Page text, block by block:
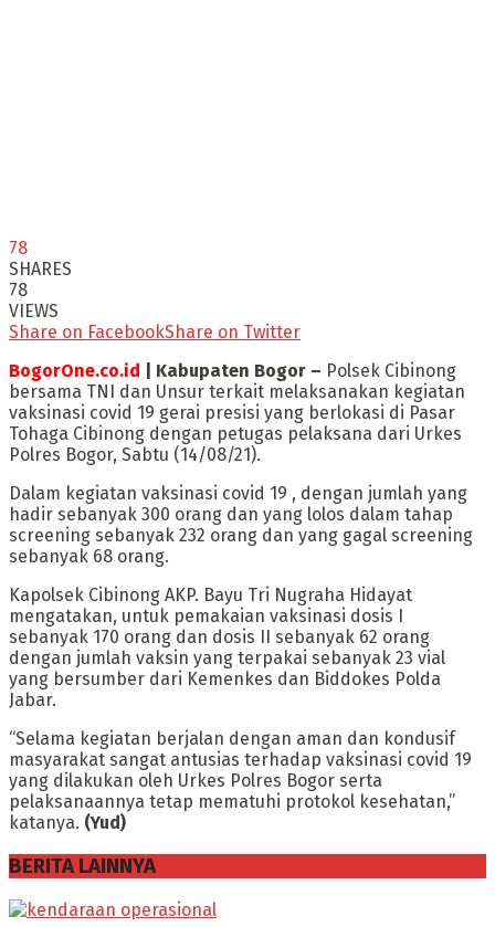
78
SHARES
78
VIEWS
Share on FacebookShare on Twitter
BogorOne.co.id
| Kabupaten Bogor – Polsek Cibinong
bersama TNI dan Unsur terkait melaksanakan kegiatan
vaksinasi covid 19 gerai presisi yang berlokasi di Pasar
Tohaga Cibinong dengan petugas pelaksana dari Urkes
Polres Bogor, Sabtu (14/08/21).
Dalam kegiatan vaksinasi covid 19 , dengan jumlah yang
hadir sebanyak 300 orang dan yang lolos dalam tahap
screening sebanyak 232 orang dan yang gagal screening
sebanyak 68 orang.
Kapolsek Cibinong AKP. Bayu Tri Nugraha Hidayat
mengatakan, untuk pemakaian vaksinasi dosis I
sebanyak 170 orang dan dosis II sebanyak 62 orang
dengan jumlah vaksin yang terpakai sebanyak 23 vial
yang bersumber dari Kemenkes dan Biddokes Polda
Jabar.
“Selama kegiatan berjalan dengan aman dan kondusif
masyarakat sangat antusias terhadap vaksinasi covid 19
yang dilakukan oleh Urkes Polres Bogor serta
pelaksanaannya tetap mematuhi protokol kesehatan,”
katanya. (Yud)
BERITA LAINNYA